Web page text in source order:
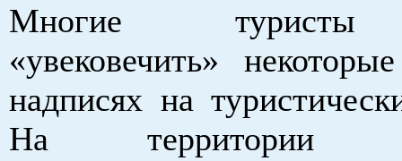
Многие
«увековечить»
надписях на
На территории